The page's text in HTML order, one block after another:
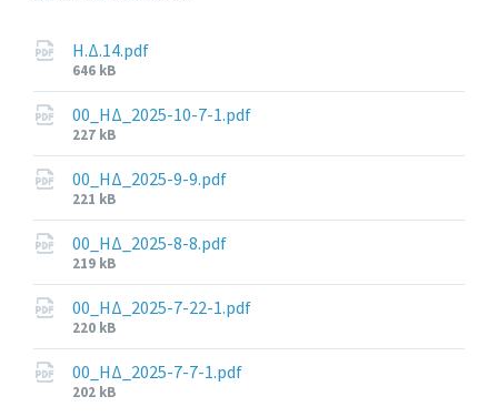
Η.Δ.14.pdf
File
size:
646 kB
00_ΗΔ_2025-10-7-1.pdf
File
size:
227 kB
00_ΗΔ_2025-9-9.pdf
File
size:
221 kB
00_ΗΔ_2025-8-8.pdf
File
size:
219 kB
00_ΗΔ_2025-7-22-1.pdf
File
size:
220 kB
00_ΗΔ_2025-7-7-1.pdf
File
202 kB